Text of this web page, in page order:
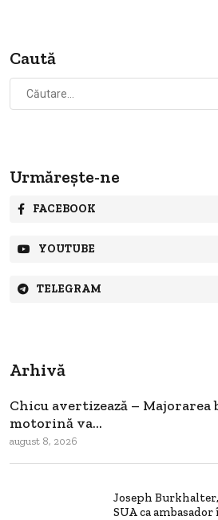
Caută
Caută
după:
Urmărește-ne
FACEBOOK
YOUTUBE
TELEGRAM
Arhivă
Chicu avertizează – Majorarea
motorină va...
august 8, 2026
Joseph
SUA ca ambasador